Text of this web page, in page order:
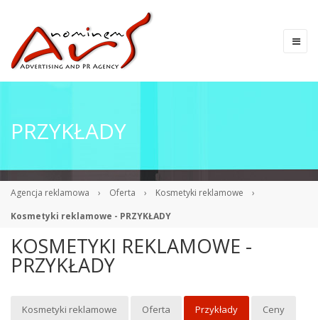
PRZYKŁADY
Agencja reklamowa › Oferta › Kosmetyki reklamowe
›
Kosmetyki reklamowe - PRZYKŁADY
KOSMETYKI REKLAMOWE -
PRZYKŁADY
Kosmetyki reklamowe Oferta Przykłady Ceny